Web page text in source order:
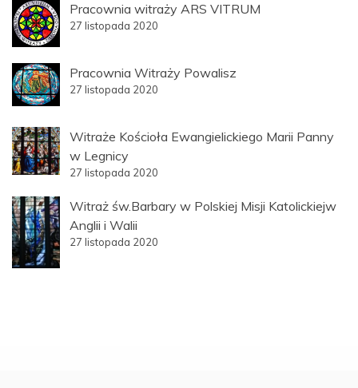
Pracownia witraży ARS VITRUM
27 listopada 2020
Pracownia Witraży Powalisz
27 listopada 2020
Witraże Kościoła Ewangielickiego Marii Panny
w Legnicy
27 listopada 2020
Witraż św.Barbary w Polskiej Misji Katolickiejw
Anglii i Walii
27 listopada 2020